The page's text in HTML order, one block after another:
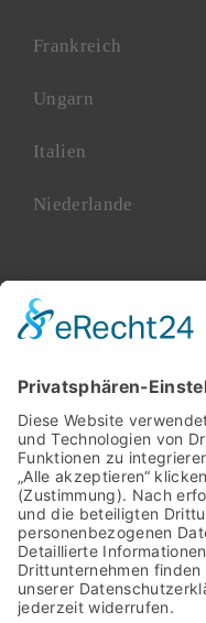
Frankreich
Ungarn
Italien
Niederlande
Rumänien
Serbien
Slowakei
Spanien